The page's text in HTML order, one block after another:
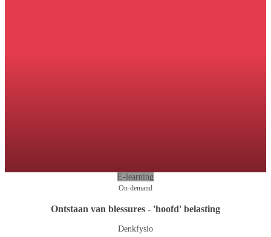
E-learning
On-demand
Ontstaan van blessures - 'hoofd' belasting
Denkfysio